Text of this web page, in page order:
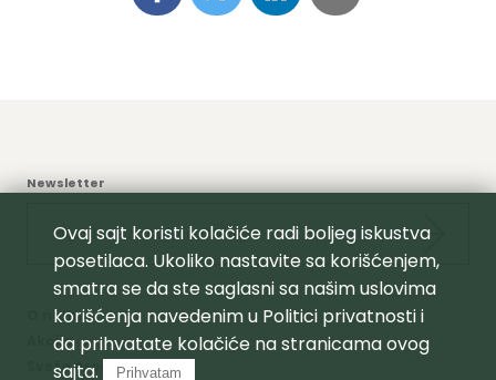
Newsletter
O nama
Akcija
Sveža Aroma
Ovaj sajt koristi kolačiće radi boljeg iskustva
posetilaca. Ukoliko nastavite sa korišćenjem,
smatra se da ste saglasni sa našim uslovima
korišćenja navedenim u Politici privatnostii
da prihvatate kolačiće na stranicama ovog
sajta.
Prihvatam